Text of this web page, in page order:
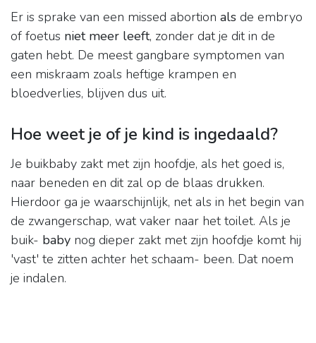
Er is sprake van een missed abortion als de embryo
of foetus niet meer leeft, zonder dat je dit in de
gaten hebt. De meest gangbare symptomen van
een miskraam zoals heftige krampen en
bloedverlies, blijven dus uit.
Hoe weet je of je kind is ingedaald?
Je buikbaby zakt met zijn hoofdje, als het goed is,
naar beneden en dit zal op de blaas drukken.
Hierdoor ga je waarschijnlijk, net als in het begin van
de zwangerschap, wat vaker naar het toilet. Als je
buik- baby nog dieper zakt met zijn hoofdje komt hij
'vast' te zitten achter het schaam- been. Dat noem
je indalen.